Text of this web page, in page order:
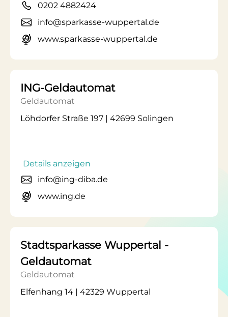
0202 4882424
info@sparkasse-wuppertal.de
www.sparkasse-wuppertal.de
ING-Geldautomat
Geldautomat
Löhdorfer Straße 197 | 42699 Solingen
Details anzeigen
info@ing-diba.de
www.ing.de
Stadtsparkasse Wuppertal -
Geldautomat
Geldautomat
Elfenhang 14 | 42329 Wuppertal